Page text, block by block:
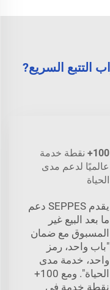
100+ نقطة خدمة
عالميًا لدعم مدى
الحياة
يقدم SEPPES دعم
ما بعد البيع غير
المسبوق مع ضمان
"باب واحد، رمز
واحد، خدمة مدى
الحياة". ومع 100+
نقطة خدمة في